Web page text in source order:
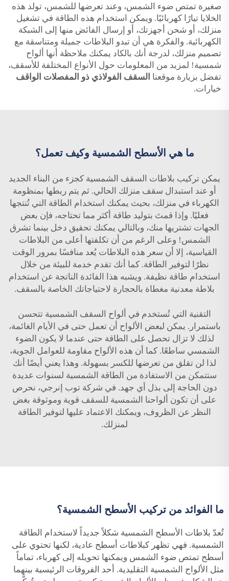
صغيرة تمتص ضوء الشمس، وعند تعرضها للشمس، تولد هذه
الخلايا تيارًا كهربائيًا. ويمكن استخدام هذه الطاقة في تشغيل
منزلك، أو شحن أجهزتك، أو إرسال الفائض منها إلى الشبكة
الكهربائية. والفكرة هي أن تبدو البلاطات جميلة ومتناسقة مع
تصميم منزلك، لدرجة أنك بالكاد يمكنك ملاحظة أنها ألواح
شمسية! لمزيد من المعلومات حول الأنواع المختلفة للأسقف،
تفضل بزيارة موقعنا السقف الفولاذي ذو المفصلات الواقف
خيارات.
ما هي الأسطح الشمسية وكيف تعمل؟
يمكن تركيب بلاطات السقف الشمسية كجزء من البناء الجديد
أو عند استبدال سقف منزلك الحالي. ثم يتم ربطها بمنظومة
الكهرباء في منزلك، بحيث يمكنك استخدام الطاقة التي تُنتجها
فعليًا. وإذا قمتَ بتوليد طاقة أكثر مما تحتاجه، فإن بعض
الجهات تشتريها منك، وبالتالي يمكنك تحقيق دخل بينما تشرق
الشمس! وعلى الرغم من أن تكلفتها أعلى من البلاطات
القياسية، إلا أن سعر هذه البلاطات يُعد منافسًا بمرور الوقت
نظرًا لتوفير الطاقة. كما أنك تقدم خدمة للبيئة من خلال
استخدام طاقة نظيفة. ويشبه هذا الفائدة الناتجة عن استخدام
بلاطة معدنية مغطاة بالحجارة لاحتياجاتك الخاصة بالسقف.
التقنية التي تُستخدم في ألواح السقف الشمسية تتحسن
باستمرار. يمكن لبعض الألواح أن تعمل حتى في الأيام الغائمة،
لذلك لا تزال تحصل على الطاقة حتى عندما لا يكون الضوء
الشمسي ساطعًا. كما أن هذه الألواح مقاومة للعوامل الجوية،
لذا لن تقلق من تعرضها للكسر بسهولة. وهذا يعني أيضًا أنك
ستتمكن من الاستفادة من الطاقة الشمسية لسنوات عديدة
دون الحاجة إلى بذل أي جهد. في شركة توب إنرجي، نحرص
على أن تكون ألواحنا الشمسية للسقف قوية وموثوقة بغض
النظر عن الظروف، ويمكنك الاعتماد عليها لتوفير الطاقة
لمنزلك.
ما الفوائد من تركيب الأسطح الشمسية؟
تُعدّ بلاطات الأسطح الشمسية شكلاً جديداً لاستخدام الطاقة
الشمسية. فهي تظهر كبلاطات أسطح عادية، لكنها تحتوي على
أسطح تمتص ضوء الشمس ويمكنها تحويله إلى كهرباء، تماماً
مثل الألواح الشمسية التقليدية. أحد الفروقات الرئيسية بينهما